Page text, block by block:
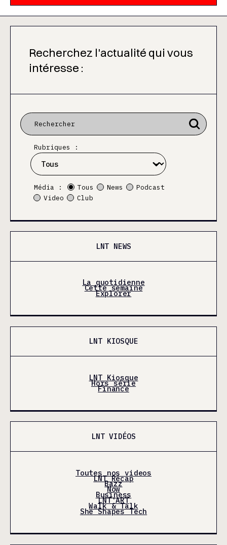
Recherchez l'actualité qui vous
intéresse :
Rubriques :
Média : Tous News
Podcast
Video
Club
LNT NEWS
La quotidienne
Cette semaine
Explorer
LNT KIOSQUE
LNT Kiosque
Hors série
Finance
LNT VIDÉOS
Toutes nos videos
LNT Récap
Bazz
Now
Business
LNT'ART
Walk & Talk
She Shapes Tech